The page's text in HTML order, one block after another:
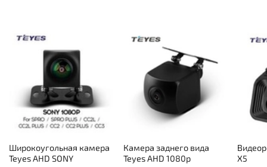
Широкоугольная камера
Teyes AHD SONY
Камера заднего вида
Teyes AHD 1080p
X5